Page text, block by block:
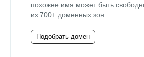
похожее имя может быть
из 700+ доменных зон.
Подобрать домен